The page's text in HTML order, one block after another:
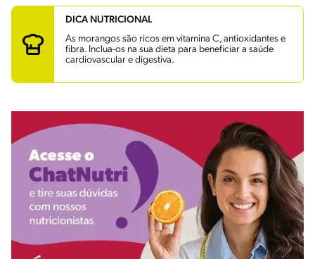
DICA NUTRICIONAL
As morangos são ricos em vitamina C, antioxidantes e
fibra. Inclua-os na sua dieta para beneficiar a saúde
cardiovascular e digestiva.